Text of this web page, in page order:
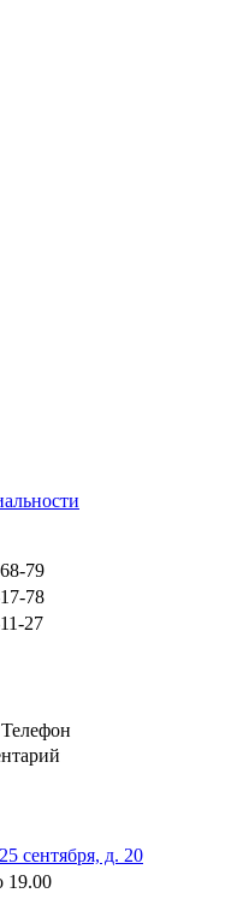
79
78
27
Телефон
сентября, д. 20
19.00